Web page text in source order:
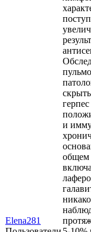
Elena281
и
общем